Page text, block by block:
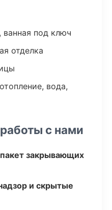
под ключ
отделка
вода,
с нами
закрывающих
и скрытые